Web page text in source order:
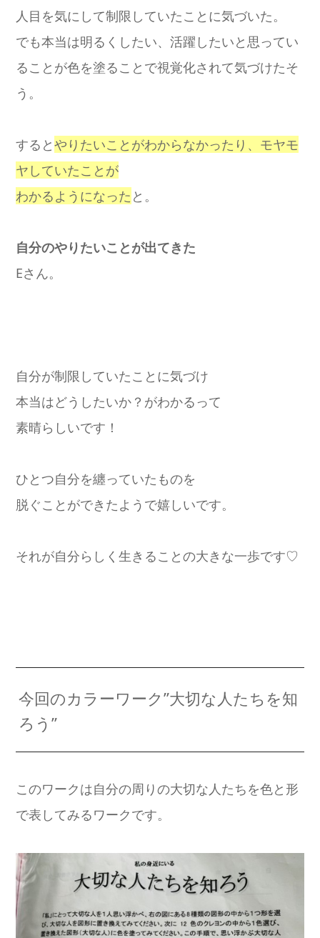
人目を気にして制限していたことに気づいた。
でも本当は明るくしたい、活躍したいと思ってい
ることが色を塗ることで視覚化されて気づけたそ
う。
するとやりたいことがわからなかったり、モヤモ
ヤしていたことが
わかるようになった と。
自分のやりたいことが出てきた
Eさん。
自分が制限していたことに気づけ
本当はどうしたいか？がわかるって
素晴らしいです！
ひとつ自分を纏っていたものを
脱ぐことができたようで嬉しいです。
それが自分らしく生きることの大きな一歩です♡
今回のカラーワーク”大切な人たちを知
ろう”
このワークは自分の周りの大切な人たちを色と形
で表してみるワークです。